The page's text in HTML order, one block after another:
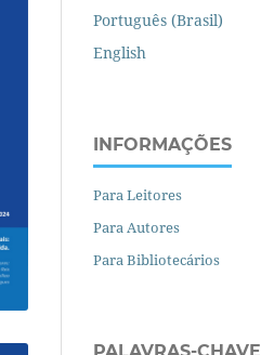
Português (Brasil)
English
INFORMAÇÕES
Para Leitores
Para Autores
Para Bibliotecários